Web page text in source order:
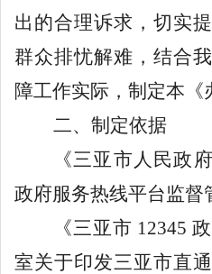
出的合理诉求，切实
群众排忧解难，结合
障工作实际，制定本《
二、制定依据
《三亚市人民政
政府服务热线平台监督
《三亚市 12345
室关于印发三亚市直